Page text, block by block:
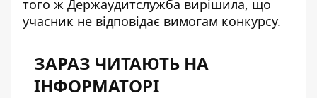
того ж Держаудитслужба вирішила, що
учасник не відповідає вимогам конкурсу.
ЗАРАЗ ЧИТАЮТЬ НА
ІНФОРМАТОРІ